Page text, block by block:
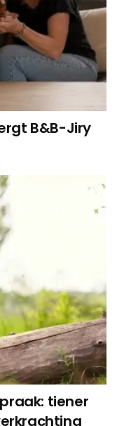
B&B-Jiry
tiener